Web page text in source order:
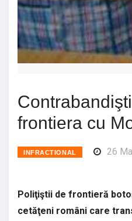
frontiera cu
INFRACTIONAL 26
Poliţiştii de frontieră
cetăţeni români care